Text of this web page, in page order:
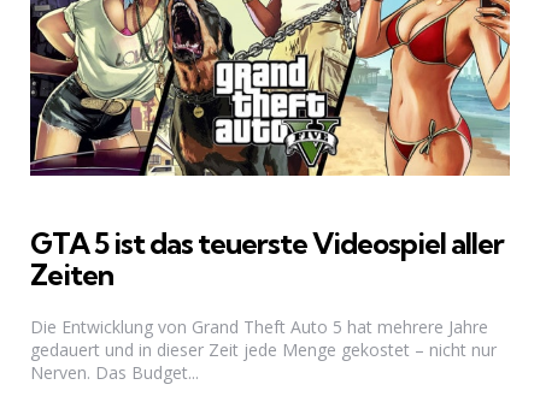
GTA 5 ist das teuerste Videospiel aller
Zeiten
Die Entwicklung von Grand Theft Auto 5 hat mehrere Jahre
gedauert und in dieser Zeit jede Menge gekostet – nicht nur
Nerven. Das Budget...